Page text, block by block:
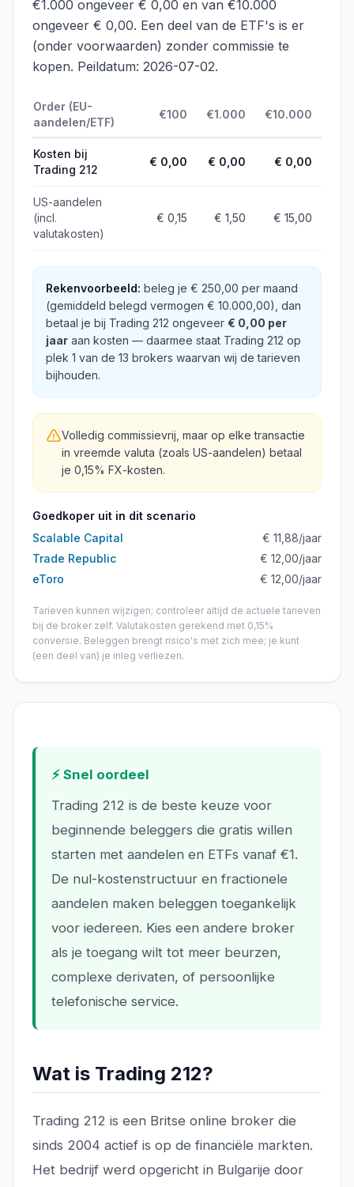
€1.000 ongeveer € 0,00 en van €10.000
ongeveer € 0,00. Een deel van de ETF's is er
(onder voorwaarden) zonder commissie te
kopen. Peildatum: 2026-07-02.
Order (EU-
aandelen/ETF)
€100 €1.000 €10.000
Kosten bij
Trading 212
€ 0,00 € 0,00 € 0,00
US-aandelen
(incl.
valutakosten)
€ 0,15 € 1,50 € 15,00
Rekenvoorbeeld: beleg je € 250,00 per maand
(gemiddeld belegd vermogen € 10.000,00), dan
betaal je bij Trading 212 ongeveer € 0,00 per
jaar aan kosten — daarmee staat Trading 212 op
plek 1 van de 13 brokers waarvan wij de tarieven
bijhouden.
Volledig commissievrij, maar op elke transactie
in vreemde valuta (zoals US-aandelen) betaal
je 0,15% FX-kosten.
Goedkoper uit in dit scenario
Scalable Capital
€ 11,88/jaar
Trade Republic
€ 12,00/jaar
eToro
€ 12,00/jaar
Tarieven kunnen wijzigen; controleer altijd de actuele tarieven
bij de broker zelf. Valutakosten gerekend met 0,15%
conversie. Beleggen brengt risico's met zich mee; je kunt
(een deel van) je inleg verliezen.
⚡ Snel oordeel
Trading 212 is de beste keuze voor
beginnende beleggers die gratis willen
starten met aandelen en ETFs vanaf €1.
De nul-kostenstructuur en fractionele
aandelen maken beleggen toegankelijk
voor iedereen. Kies een andere broker
als je toegang wilt tot meer beurzen,
complexe derivaten, of persoonlijke
telefonische service.
Wat is Trading 212?
Trading 212 is een Britse online broker die
sinds 2004 actief is op de financiële markten.
Het bedrijf werd opgericht in Bulgarije door